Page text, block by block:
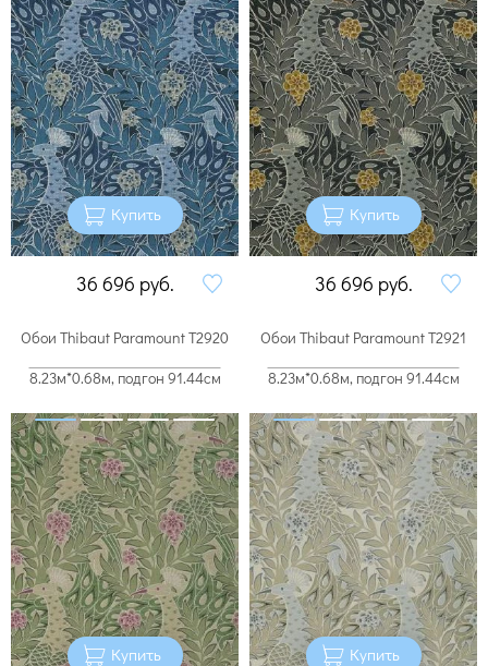
Купить
36 696 руб.
Купить
36 696 руб.
Обои Thibaut Paramount T2920
8.23м*0.68м, подгон 91.44см
Купить
Обои Thibaut Paramount T2921
8.23м*0.68м, подгон 91.44см
Купить